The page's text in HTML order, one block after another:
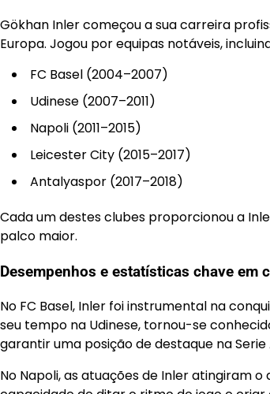
Gökhan Inler começou a sua carreira
Europa. Jogou por equipas notáveis,
FC Basel (2004–2007)
Udinese (2007–2011)
Napoli (2011–2015)
Leicester City (2015–2017)
Antalyaspor (2017–2018)
Cada um destes clubes proporcionou a
palco maior.
Desempenhos e estatísticas chave em
No FC Basel, Inler foi instrumental na
seu tempo na Udinese, tornou-se
garantir uma posição de destaque na Serie
No Napoli, as atuações de Inler atingiram